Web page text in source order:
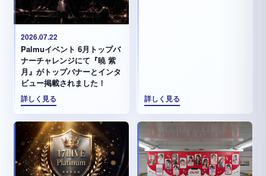
2026.07.22
Palmuイベント 6月トップバ
ナーチャレンジにて『暁 紫
月』がトップバナーとインタ
ビュー掲載されました！
詳しく見る 詳しく見る